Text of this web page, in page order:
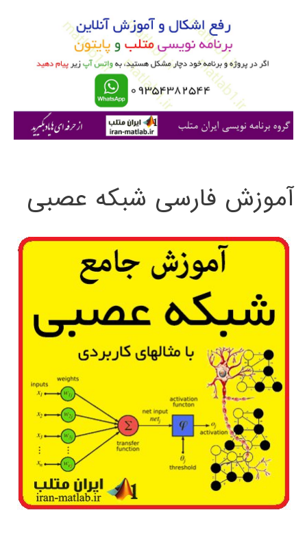
ی
آموزش فارسی شبکه عصبی